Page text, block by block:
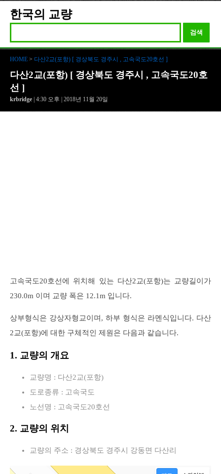
한국의 교량
검색
HOME > 다산2교(포항) [ 경상북도 경주시 , 고속국도20호선 ]
다산2교(포항) [ 경상북도 경주시 , 고속국도20호
선 ]
krbridge | 4:30 오후 | 2018년 11월 20일
고속국도20호선에 위치해 있는 다산2교(포항)는 교량길이가
230.0m 이며 교량 폭은 12.1m 입니다.
상부형식은 강상자형교이며, 하부 형식은 라멘식입니다. 다산
2교(포항)에 대한 구체적인 제원은 다음과 같습니다.
1. 교량의 개요
교량명 : 다산2교(포항)
도로종류 : 고속국도
노선명 : 고속국도20호선
2. 교량의 위치
교량의 주소 : 경상북도 경주시 강동면 다산리